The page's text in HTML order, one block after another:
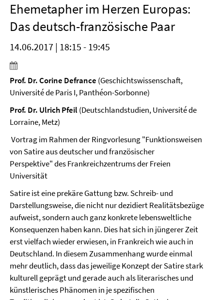
Ehemetapher im Herzen Europas:
Das deutsch-französische Paar
14.06.2017 | 18:15 - 19:45
Prof. Dr. Corine Defrance (Geschichtswissenschaft,
Université de Paris I, Panthéon-Sorbonne)
Prof. Dr. Ulrich Pfeil(Deutschlandstudien, Université de
Lorraine, Metz)
Vortrag im Rahmen der Ringvorlesung "Funktionsweisen
von Satire aus deutscher und französischer
Perspektive"des Frankreichzentrums der Freien
Universität
Satire ist eine prekäre Gattung bzw. Schreib- und
Darstellungsweise, die nicht nur dezidiert Realitätsbezüge
aufweist, sondern auch ganz konkrete lebensweltliche
Konsequenzen haben kann. Dies hat sich in jüngerer Zeit
erst vielfach wieder erwiesen, in Frankreich wie auch in
Deutschland. In diesem Zusammenhang wurde einmal
mehr deutlich, dass das jeweilige Konzept der Satire stark
kulturell geprägt und gerade auch als literarisches und
künstlerisches Phänomen in je spezifischen